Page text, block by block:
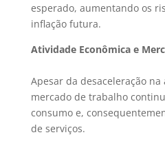
esperado, aumentando os
inflação futura.
Atividade Econômica e
Apesar da desaceleração
mercado de trabalho
consumo e,
de serviços.